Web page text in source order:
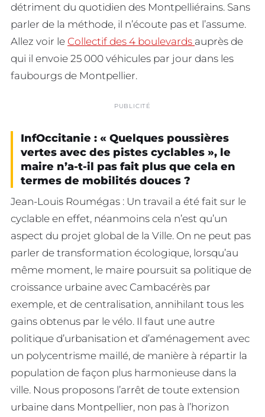
détriment du quotidien des Montpelliérains. Sans
parler de la méthode, il n’écoute pas et l’assume.
Allez voir le Collectif des 4 boulevards auprès de
qui il envoie 25 000 véhicules par jour dans les
faubourgs de Montpellier.
PUBLICITÉ
InfOccitanie : « Quelques poussières
vertes avec des pistes cyclables », le
maire n’a-t-il pas fait plus que cela en
termes de mobilités douces ?
Jean-Louis Roumégas : Un travail a été fait sur le
cyclable en effet, néanmoins cela n’est qu’un
aspect du projet global de la Ville. On ne peut pas
parler de transformation écologique, lorsqu’au
même moment, le maire poursuit sa politique de
croissance urbaine avec Cambacérès par
exemple, et de centralisation, annihilant tous les
gains obtenus par le vélo. Il faut une autre
politique d’urbanisation et d’aménagement avec
un polycentrisme maillé, de manière à répartir la
population de façon plus harmonieuse dans la
ville. Nous proposons l’arrêt de toute extension
urbaine dans Montpellier, non pas à l’horizon